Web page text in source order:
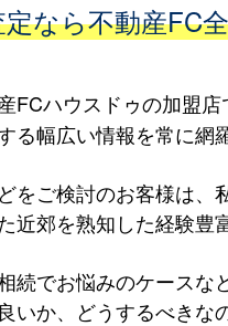
定なら不動産
ハウスドゥの加盟店
幅広い情報を常に網
ご検討のお客様は、
郊を熟知した経験豊
でお悩みのケースな
いか、どうするべき